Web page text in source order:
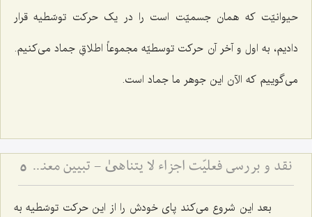
حیوانیّت که همان جسمیّت است را در یک حرکت توسّطیه قرار
دادیم، به اول و آخر آن حرکت توسطیّه مجموعاً اطلاقِ جماد می‌کنیم.
می‌گوییم که الآن این جوهر ما جماد است.
نقد و بررسی فعلیّت اجزاء لا یتناهیٰ - تبیین معنای حرکت و اقسام آن 5
بعد این شروع می‌کند پای خودش را از این حرکت توسّطیه به